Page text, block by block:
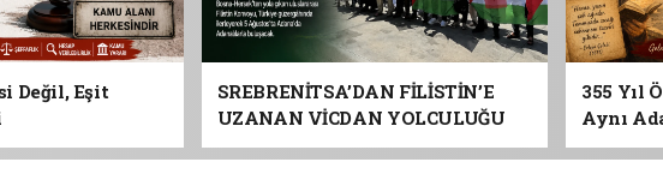
Değil, Eşit
SREBRENİTSA’DAN FİLİSTİN’E
UZANAN VİCDAN YOLCULUĞU
ADANA’YA GELİYOR
355 Yıl
Aynı